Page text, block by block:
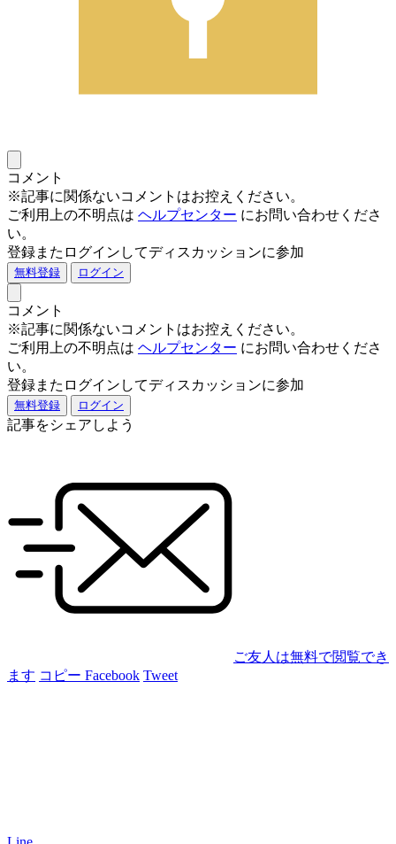
コメント
※記事に関係ないコメントはお控えください。
ご利用上の不明点は ヘルプセンター にお問い合わせくださ
い。
登録またログインしてディスカッションに参加
無料登録 ログイン
コメント
※記事に関係ないコメントはお控えください。
ご利用上の不明点は ヘルプセンター にお問い合わせくださ
い。
登録またログインしてディスカッションに参加
無料登録 ログイン
記事をシェアしよう
ご友人は無料で閲覧でき
ます コピー Facebook Tweet